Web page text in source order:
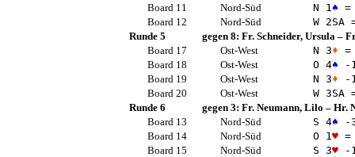
Board 11
Nord-Süd N 1 ♠ =
Board 12
Nord-Süd W 2SA
Runde 5
gegen 8: Fr. Schneider, Ursula –
Board 17
Ost-West N 3♦ =
Board 18
Ost-West O 4♠ -
Board 19
Ost-West N 3♦ -
Board 20
Ost-West W 3SA
Runde 6
gegen 3: Fr. Neumann, Lilo – Hr.
Board 13
Nord-Süd S 4♠ -
Board 14
Nord-Süd O 1 ♥ =
Board 15
Nord-Süd S 3♥ -